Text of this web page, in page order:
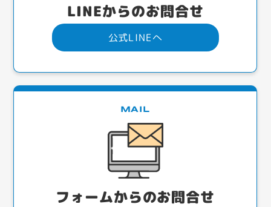
LINEからのお問合せ
公式LINEへ
MAIL
フォームからのお問合せ